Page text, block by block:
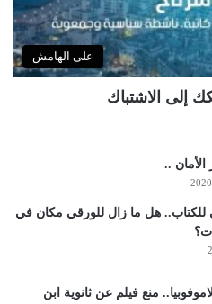
على الهامش
إلى الاشتباك
..
للكتاب.. هل ما زال للورقي مكان في
منع فيلم عن ثانوية ابن